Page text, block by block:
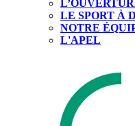
LE SPORT À
NOTRE
L'APEL